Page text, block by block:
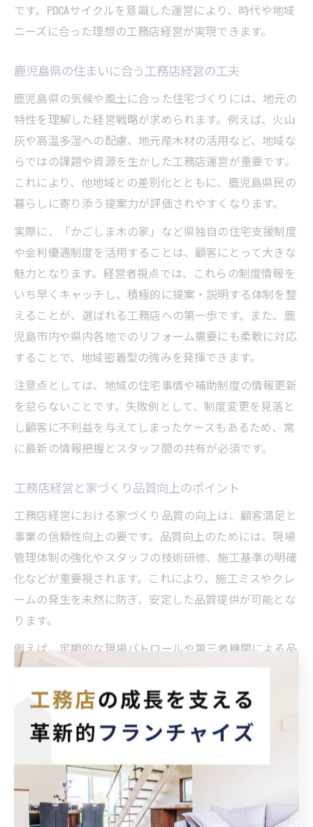
です。PDCAサイクルを意識した運営により、時代や地域
ニーズに合った理想の工務店経営が実現できます。
鹿児島県の住まいに合う工務店経営の工夫
鹿児島県の気候や風土に合った住宅づくりには、地元の
特性を理解した経営戦略が求められます。例えば、火山
灰や高温多湿への配慮、地元産木材の活用など、地域な
らではの課題や資源を生かした工務店運営が重要です。
これにより、他地域との差別化とともに、鹿児島県民の
暮らしに寄り添う提案力が評価されやすくなります。
実際に、「かごしま木の家」など県独自の住宅支援制度
や金利優遇制度を活用することは、顧客にとって大きな
魅力となります。経営者視点では、これらの制度情報を
いち早くキャッチし、積極的に提案・説明する体制を整
えることが、選ばれる工務店への第一歩です。また、鹿
児島市内や県内各地でのリフォーム需要にも柔軟に対応
することで、地域密着型の強みを発揮できます。
注意点としては、地域の住宅事情や補助制度の情報更新
を怠らないことです。失敗例として、制度変更を見落と
し顧客に不利益を与えてしまったケースもあるため、常
に最新の情報把握とスタッフ間の共有が必須です。
工務店経営と家づくり品質向上のポイント
工務店経営における家づくり品質の向上は、顧客満足と
事業の信頼性向上の要です。品質向上のためには、現場
管理体制の強化やスタッフの技術研修、施工基準の明確
化などが重要視されます。これにより、施工ミスやクレ
ームの発生を未然に防ぎ、安定した品質提供が可能とな
ります。
例えば、定期的な現場パトロールや第三者機関による品
質チェックを導入する工務店では、顧客からの安心感が
高まる傾向が見られます。また、施工後のアフターサー
ビスの充実も、長期的な信頼関係の構築に寄与します。
実際の成功事例では、引き渡し後の定期点検や迅速なメ
や紹介件数増加に繋がっています。
品質向上を目指す際の注意点として、コスト削減を優先
しすぎて資材や工程の質を落とさないことが挙げられま